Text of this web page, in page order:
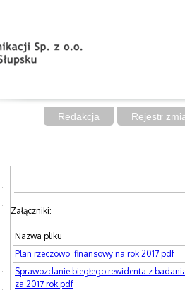
Redakcja Rejestr
Załączniki:
Nazwa pliku
Plan rzeczowo_finansowy na rok 2017.pdf
Sprawozdanie biegłego rewidenta z
za 2017 rok.pdf